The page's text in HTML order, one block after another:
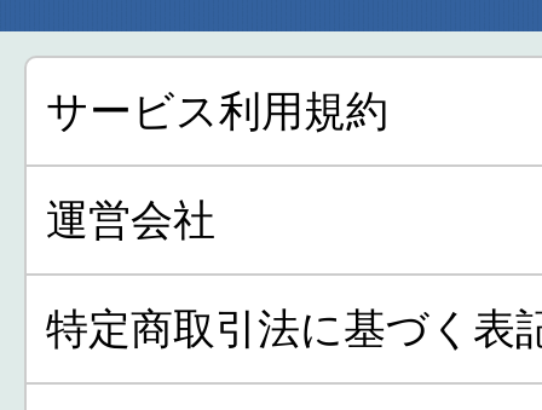
サービス利用規約
運営会社
特定商取引法に基づく表